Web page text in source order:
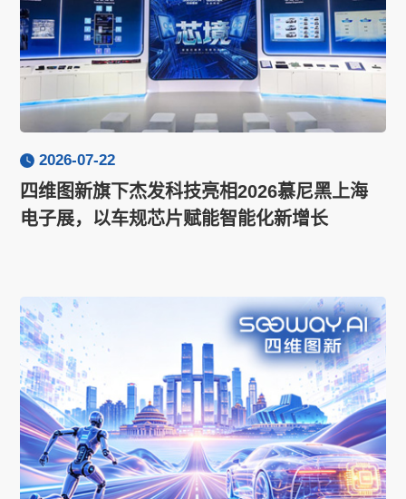
2026-07-22
四维图新旗下杰发科技亮相2026慕尼黑上海
电子展，以车规芯片赋能智能化新增长